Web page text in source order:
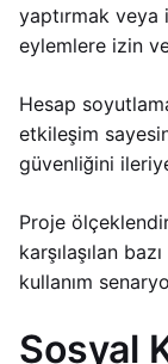
yaptırmak
eylemlere izin
Hesap
etkileşim
güvenliğini
Proje
karşılaşılan
kullanım
Sosyal